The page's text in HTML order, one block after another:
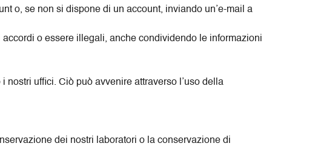
o, se non si dispone di un account, inviando un’e-mail a
o essere illegali, anche condividendo le informazioni
nostri uffici. Ciò può avvenire attraverso l’uso della
dei nostri laboratori o la conservazione di